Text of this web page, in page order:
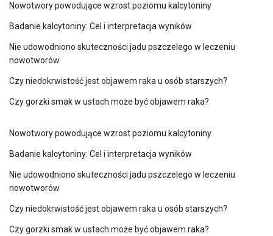
Nowotwory powodujące wzrost poziomu kalcytoniny
Badanie kalcytoniny: Cel i interpretacja wyników
Nie udowodniono skuteczności jadu pszczelego w leczeniu
nowotworów
Czy niedokrwistość jest objawem raka u osób starszych?
Czy gorzki smak w ustach może być objawem raka?
Nowotwory powodujące wzrost poziomu kalcytoniny
Badanie kalcytoniny: Cel i interpretacja wyników
Nie udowodniono skuteczności jadu pszczelego w leczeniu
nowotworów
Czy niedokrwistość jest objawem raka u osób starszych?
Czy gorzki smak w ustach może być objawem raka?